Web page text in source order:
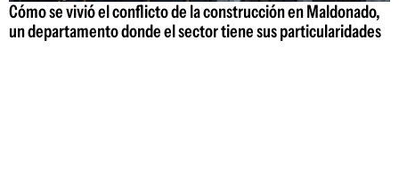
Cómo se vivió el conflicto de la construcción en Maldonado,
un departamento donde el sector tiene sus particularidades